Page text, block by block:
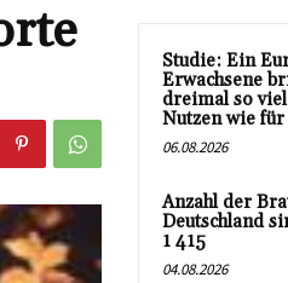
Studie: Ein
Erwachsene
dreimal so
Nutzen wie
06.08.2026
Anzahl der
Deutschland
1 415
04.08.2026